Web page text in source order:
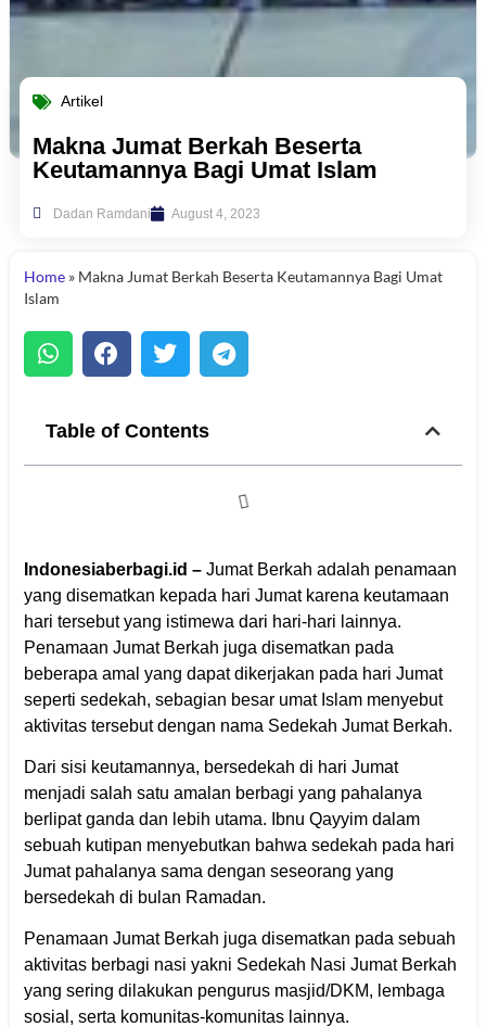
Artikel
Makna Jumat Berkah Beserta
Keutamannya Bagi Umat Islam
Dadan Ramdani August 4, 2023
Home» Makna Jumat Berkah Beserta Keutamannya Bagi Umat
Islam
Table of Contents
Indonesiaberbagi.id – Jumat Berkah adalah penamaan
yang disematkan kepada hari Jumat karena keutamaan
hari tersebut yang istimewa dari hari-hari lainnya.
Penamaan Jumat Berkah juga disematkan pada
beberapa amal yang dapat dikerjakan pada hari Jumat
seperti sedekah, sebagian besar umat Islam menyebut
aktivitas tersebut dengan nama Sedekah Jumat Berkah.
Dari sisi keutamannya, bersedekah di hari Jumat
menjadi salah satu amalan berbagi yang pahalanya
berlipat ganda dan lebih utama. Ibnu Qayyim dalam
sebuah kutipan menyebutkan bahwa sedekah pada hari
Jumat pahalanya sama dengan seseorang yang
bersedekah di bulan Ramadan.
Penamaan Jumat Berkah juga disematkan pada sebuah
aktivitas berbagi nasi yakni Sedekah Nasi Jumat Berkah
yang sering dilakukan pengurus masjid/DKM, lembaga
sosial, serta komunitas-komunitas lainnya.